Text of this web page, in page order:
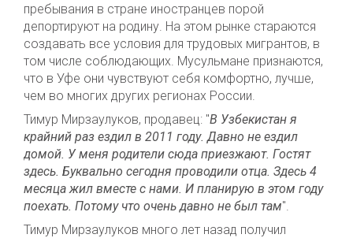
пребывания в стране иностранцев порой
депортируют на родину. На этом рынке стараются
создавать все условия для трудовых мигрантов, в
том числе соблюдающих. Мусульмане признаются,
что в Уфе они чувствуют себя комфортно, лучше,
чем во многих других регионах России.
Тимур Мирзаулуков, продавец: "В Узбекистан я
крайний раз ездил в 2011 году. Давно не ездил
домой. У меня родители сюда приезжают. Гостят
здесь. Буквально сегодня проводили отца. Здесь 4
месяца жил вместе с нами. И планирую в этом году
поехать. Потому что очень давно не был там".
Тимур Мирзаулуков много лет назад получил